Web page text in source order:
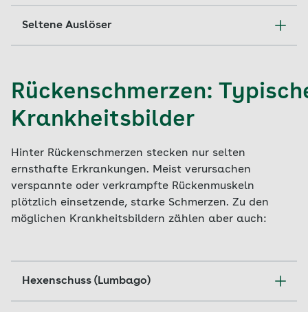
psychische Belastungen
akute körperliche oder muskuläre
Muskelverspannungen
Bewegungsarmut
Alterserscheinungen wie Osteoporose und
Verschleiß
Verletzungen wie Schleudertrauma und
einseitige Körperhaltung
Übergewicht
Seltene Auslöser
Verengung des Wirbelkanals (Stenose)
Nervenerkrankungen
Tumorerkrankungen
angeborene Schäden wie
Wirbelverkrümmung, Hohlkreuz, Rundrücken
Rückenschmerzen:
Krankheitsbilder
Hinter Rückenschmerzen stecken nur selten
ernsthafte Erkrankungen. Meist verursachen
verspannte oder verkrampfte Rückenmuskeln
plötzlich einsetzende, starke Schmerzen. Zu den
möglichen Krankheitsbildern zählen aber auch:
Hexenschuss (Lumbago)